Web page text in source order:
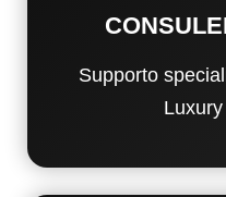
Supporto